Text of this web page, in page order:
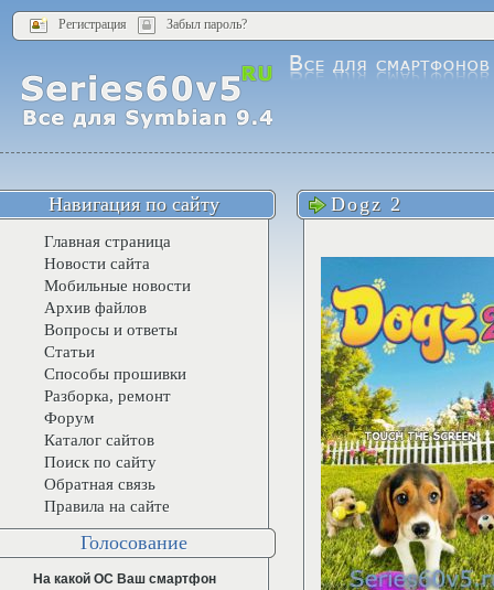
Регистрация Забыл пароль?
Dogz 2
Навигация по сайту
Главная страница
Новости сайта
Мобильные новости
Архив файлов
Вопросы и ответы
Статьи
Способы прошивки
Разборка, ремонт
Форум
Каталог сайтов
Поиск по сайту
Обратная связь
Правила на сайте
Голосование
На какой ОС Ваш смартфон